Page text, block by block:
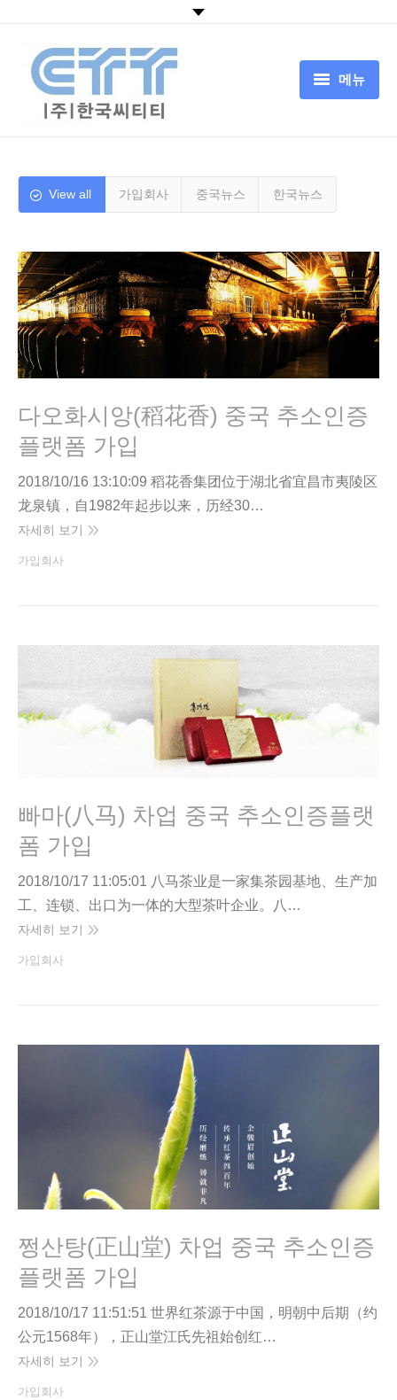
메뉴
뉴스
고객센터
View all 가입회사 중국뉴스 한국뉴스
다오화시앙(稻花香) 중국 추소인증
플랫폼 가입
2018/10/16 13:10:09 稻花香集团位于湖北省宜昌市夷陵区
龙泉镇，自1982年起步以来，历经30…
자세히 보기
가입회사
빠마(八马) 차업 중국 추소인증플랫
폼 가입
2018/10/17 11:05:01 八马茶业是一家集茶园基地、生产加
工、连锁、出口为一体的大型茶叶企业。八…
자세히 보기
가입회사
쩡산탕(正山堂) 차업 중국 추소인증
플랫폼 가입
2018/10/17 11:51:51 世界红茶源于中国，明朝中后期（约
公元1568年），正山堂江氏先祖始创红…
자세히 보기
가입회사